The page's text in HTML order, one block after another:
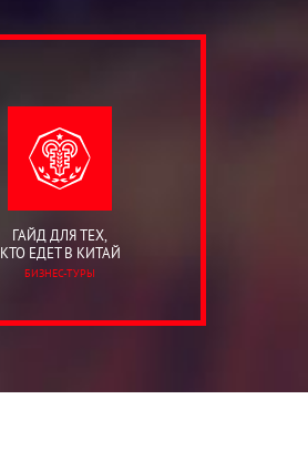
ГАЙД ДЛЯ ТЕХ,
КТО ЕДЕТ В КИТАЙ
БИЗНЕС-ТУРЫ